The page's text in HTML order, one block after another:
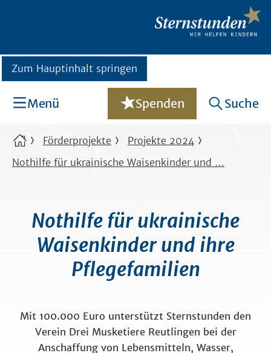
Zum Hauptinhalt springen
Menü Spenden Suche
Förderprojekte
Projekte 2024
Nothilfe für ukrainische Waisenkinder und …
Nothilfe für ukrainische
Waisenkinder und ihre
Pflegefamilien
Mit 100.000 Euro unterstützt Sternstunden den
Verein Drei Musketiere Reutlingen bei der
Anschaffung von Lebensmitteln, Wasser,